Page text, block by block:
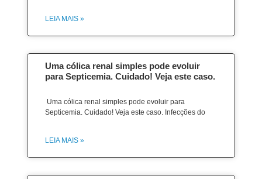
LEIA MAIS »
Uma cólica renal simples pode evoluir
para Septicemia. Cuidado! Veja este caso.
Uma cólica renal simples pode evoluir para
Septicemia. Cuidado! Veja este caso. Infecções do
LEIA MAIS »